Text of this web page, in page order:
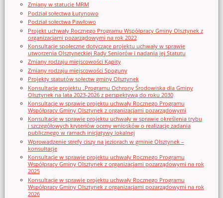
Zmiany w statucie MRM
Podział sołectwa Łutynowo
Podział sołectwa Pawłowo
Projekt uchwały Rocznego Programu Współpracy Gminy Olsztynek z
organizacjami pozarządowymi na rok 2022
Konsultacje społeczne dotyczące projektu uchwały w sprawie
utworzenia Olsztyneckiej Rady Seniorów i nadania jej Statutu
Zmiany rodzaju miejscowości Kąpity
Zmiany rodzaju miejscowości Spoguny
Projekty statutów sołectw gminy Olsztynek
Konsultacje projektu „Programu Ochrony Środowiska dla Gminy
Olsztynek na lata 2023-2026 z perspektywą do roku 2030
Konsultacje w sprawie projektu uchwały Rocznego Programu
Współpracy Gminy Olsztynek z organizacjami pozarządowymi
Konsultacje w sprawie projektu uchwały w sprawie określenia trybu
i szczegółowych kryteriów oceny wniosków o realizację zadania
publicznego w ramach inicjatywy lokalnej
Wprowadzenie strefy ciszy na jeziorach w gminie Olsztynek –
konsultacje
Konsultacje w sprawie projektu uchwały Rocznego Programu
Współpracy Gminy Olsztynek z organizacjami pozarządowymi na rok
2025
Konsultacje w sprawie projektu uchwały Rocznego Programu
Współpracy Gminy Olsztynek z organizacjami pozarządowymi na rok
2026